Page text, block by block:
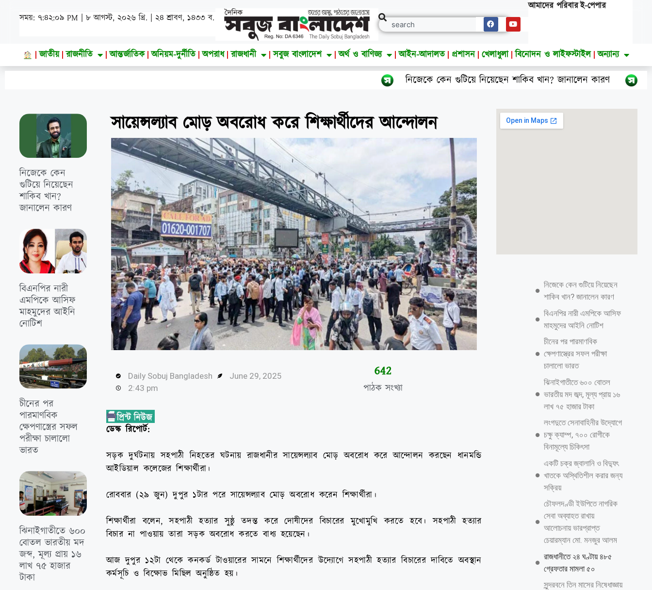
সময়: ৭:৪২:১১ PM | ৮ আগস্ট, ২০২৬ খ্রি. | ২৪ শ্রাবণ, ১৪৩৩ ব.
আমাদের পরিবারই-পেপার
জাতীয় রাজনীতি আন্তর্জাতিক অনিয়ম-দুর্নীতি অপরাধ রাজধানী সবুজ বাংলাদেশ অর্থ ও বাণিজ্য আইন-আদালত প্রশাসন খেলাধুলা বিনোদন ও লাইফস্টাইল অন্যান্য
নিজেকে কেন গুটিয়ে নিয়েছেন শাকিব খান? জানালেন কারণ বিএনপির নারী
নিজেকে কেন
গুটিয়ে নিয়েছেন
শাকিব খান?
জানালেন কারণ
বিএনপির নারী
এমপিকে আসিফ
মাহমুদের আইনি
নোটিশ
চীনের পর
পারমাণবিক
ক্ষেপণাস্ত্রের সফল
পরীক্ষা চালালো
ভারত
ঝিনাইগাতীতে ৬০০
বোতল ভারতীয় মদ
জব্দ, মূল্য প্রায় ১৬
লাখ ৭৫ হাজার
টাকা
সায়েন্সল্যাব মোড় অবরোধ করে শিক্ষার্থীদের আন্দোলন
Daily Sobuj Bangladesh
June 29, 2025
2:43 pm
পাঠক সংখ্যা
646
ডেস্ক রিপোর্ট:
সড়ক দুর্ঘটনায় সহপাঠী নিহতের ঘটনায় রাজধানীর সায়েন্সল্যাব মোড় অবরোধ করে আন্দোলন করছেন ধানমন্ডি
আইডিয়াল কলেজের শিক্ষার্থীরা।
রোববার (২৯ জুন) দুপুর ১টার পরে সায়েন্সল্যাব মোড় অবরোধ করেন শিক্ষার্থীরা।
শিক্ষার্থীরা বলেন, সহপাঠী হত্যার সুষ্ঠু তদন্ত করে দোষীদের বিচারের মুখোমুখি করতে হবে। সহপাঠী হত্যার
বিচার না পাওয়ায় তারা সড়ক অবরোধ করতে বাধ্য হয়েছেন।
আজ দুপুর ১২টা থেকে কনকর্ড টাওয়ারের সামনে শিক্ষার্থীদের উদ্যোগে সহপাঠী হত্যার বিচারের দাবিতে অবস্থান
কর্মসূচি ও বিক্ষোভ মিছিল অনুষ্ঠিত হয়।
নিজেকে কেন গুটিয়ে নিয়েছেন
শাকিব খান? জানালেন কারণ
বিএনপির নারী এমপিকে আসিফ
মাহমুদের আইনি নোটিশ
চীনের পর পারমাণবিক
ক্ষেপণাস্ত্রের সফল পরীক্ষা
চালালো ভারত
ঝিনাইগাতীতে ৬০০ বোতল
ভারতীয় মদ জব্দ, মূল্য প্রায় ১৬
লাখ ৭৫ হাজার টাকা
লংগদুতে সেনাবাহিনীর উদ্যোগে
চক্ষু ক্যাম্প, ৭০০ রোগীকে
বিনামূল্যে চিকিৎসা
একটি চক্র জ্বালানি ও বিদ্যুৎ
খাতকে অস্থিতিশীল করার জন্য
সক্রিয়
চৌফলদণ্ডী ইউপিতে নাগরিক
সেবা অব্যাহত রাখায়
আলোচনায় ভারপ্রাপ্ত
চেয়ারম্যান মো. মনজুর আলম
রাজধানীতে ২৪ ঘণ্টায় ৪৮৫
গ্রেফতার মামলা ৫০
সুন্দরবনে তিন মাসের নিষেধাজ্ঞায়